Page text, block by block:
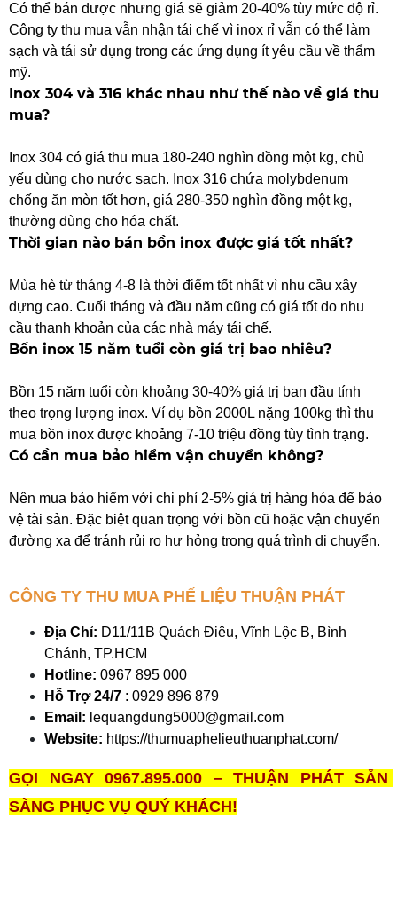
Có thể bán được nhưng giá sẽ giảm 20-40% tùy mức độ rỉ.
Công ty thu mua vẫn nhận tái chế vì inox rỉ vẫn có thể làm
sạch và tái sử dụng trong các ứng dụng ít yêu cầu về thẩm
mỹ.
Inox 304 và 316 khác nhau như thế nào về giá thu
mua?
Inox 304 có giá thu mua 180-240 nghìn đồng một kg, chủ
yếu dùng cho nước sạch. Inox 316 chứa molybdenum
chống ăn mòn tốt hơn, giá 280-350 nghìn đồng một kg,
thường dùng cho hóa chất.
Thời gian nào bán bồn inox được giá tốt nhất?
Mùa hè từ tháng 4-8 là thời điểm tốt nhất vì nhu cầu xây
dựng cao. Cuối tháng và đầu năm cũng có giá tốt do nhu
cầu thanh khoản của các nhà máy tái chế.
Bồn inox 15 năm tuổi còn giá trị bao nhiêu?
Bồn 15 năm tuổi còn khoảng 30-40% giá trị ban đầu tính
theo trọng lượng inox. Ví dụ bồn 2000L nặng 100kg thì thu
mua bồn inox được khoảng 7-10 triệu đồng tùy tình trạng.
Có cần mua bảo hiểm vận chuyển không?
Nên mua bảo hiểm với chi phí 2-5% giá trị hàng hóa để bảo
vệ tài sản. Đặc biệt quan trọng với bồn cũ hoặc vận chuyển
đường xa để tránh rủi ro hư hỏng trong quá trình di chuyển.
CÔNG TY THU MUA PHẾ LIỆU THUẬN PHÁT
Địa Chỉ: D11/11B Quách Điêu, Vĩnh Lộc B, Bình
Chánh, TP.HCM
Hotline: 0967 895 000
Hỗ Trợ 24/7 : 0929 896 879
Email: lequangdung5000@gmail.com
Website: https://thumuaphelieuthuanphat.com/
GỌI NGAY 0967.895.000 – THUẬN PHÁT SẴN
SÀNG PHỤC VỤ QUÝ KHÁCH!